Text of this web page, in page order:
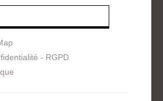
Concerts
Expositions
For Everyone
Demande
- RGPD